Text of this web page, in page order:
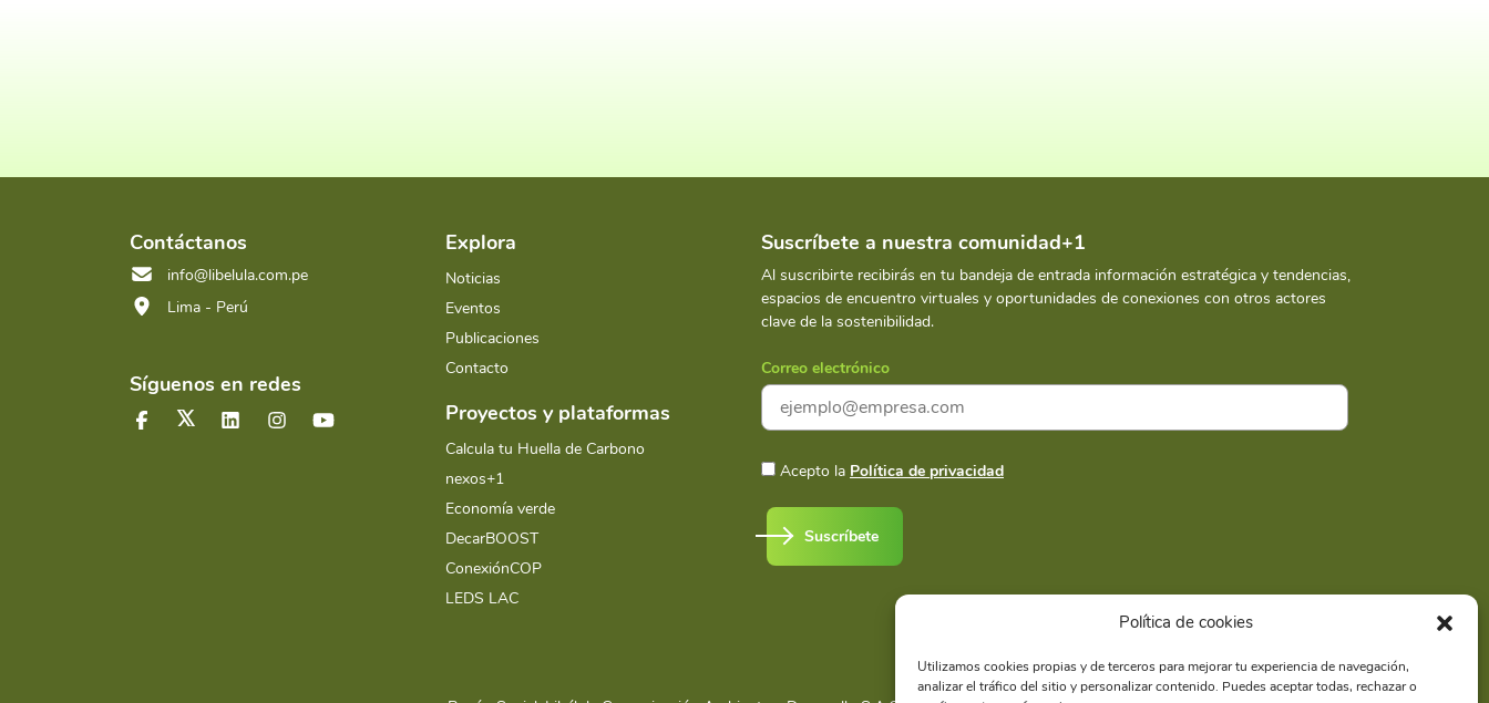
Política de cookies
Utilizamos cookies propias y de terceros para mejorar tu experiencia de navegación,
analizar el tráfico del sitio y personalizar contenido. Puedes aceptar todas, rechazar o
Contáctanos
info@libelula.com.pe
Lima - Perú
Síguenos en redes
Explora
Noticias
Eventos
Publicaciones
Contacto
Proyectos y plataformas
Calcula tu Huella de Carbono
nexos+1
Economía verde
DecarBOOST
ConexiónCOP
LEDS LAC
Suscríbete a nuestra comunidad+1
Al suscribirte recibirás en tu bandeja de entrada información estratégica y tendencias,
espacios de encuentro virtuales y oportunidades de conexiones con otros actores
clave de la sostenibilidad.
Correo electrónico
Acepto la Política de privacidad
Suscríbete